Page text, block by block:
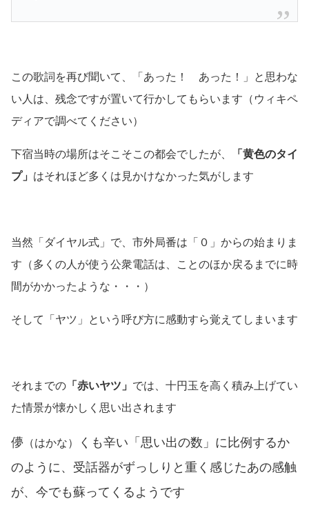
この歌詞を再び聞いて、「あった！ あった！」と思わな
い人は、残念ですが置いて行かしてもらいます （ウィキペ
ディアで調べてください）
下宿当時の場所はそこそこの都会でしたが、
「黄色のタイ
プ」 はそれほど多くは見かけなかった気がします
当然「ダイヤル式」で、市外局番は「０」からの始まりま
す （多くの人が使う公衆電話は、ことのほか戻るまでに時
間がかかったような・・・）
そして「ヤツ」という呼び方に感動すら覚えてしまいます
それまでの 「赤いヤツ」 では、十円玉を高く積み上げてい
た情景が懐かしく思い出されます
儚 （はかな）
くも辛い「思い出の数」に比例するか
のように、受話器がずっしりと重く感じたあの感触
が、今でも蘇ってくるようです